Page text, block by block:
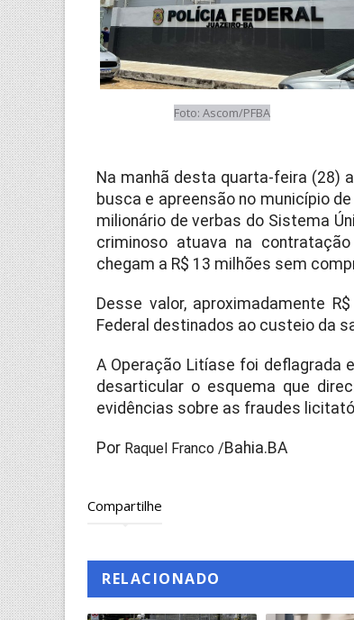
Foto: Ascom/PFBA
Na manhã desta quarta-feira (28)
busca e apreensão no município
milionário de verbas do Sistema
criminoso atuava na
chegam a R$ 13 milhões sem
Desse valor, aproximadamente
Federal destinados ao custeio da
A Operação Litíase foi deflagrada
desarticular o esquema que
evidências sobre as fraudes
Por Raquel Franco /Bahia.BA
Compartilhe
RELACIONADO